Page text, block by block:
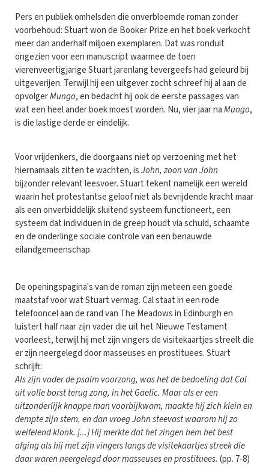
Pers en publiek omhelsden die onverbloemde roman zonder
voorbehoud: Stuart won de Booker Prize en het boek verkocht
meer dan anderhalf miljoen exemplaren. Dat was ronduit
ongezien voor een manuscript waarmee de toen
vierenveertigjarige Stuart jarenlang tevergeefs had geleurd bij
uitgeverijen. Terwijl hij een uitgever zocht schreef hij al aan de
opvolgerMungo, en bedacht hij ook de eerste passages van
wat een heel ander boek moest worden. Nu, vier jaar naMungo,
is die lastige derde er eindelijk.
Voor vrijdenkers, die doorgaans niet op verzoening met het
hiernamaals zitten te wachten, isJohn, zoon van John
bijzonder relevant leesvoer. Stuart tekent namelijk een wereld
waarin het protestantse geloof niet als bevrijdende kracht maar
als een onverbiddelijk sluitend systeem functioneert, een
systeem dat individuen in de greep houdt via schuld, schaamte
en de onderlinge sociale controle van een benauwde
eilandgemeenschap.
De openingspagina's van de roman zijn meteen een goede
maatstaf voor wat Stuart vermag. Cal staat in een rode
telefooncel aan de rand van The Meadows in Edinburgh en
luistert half naar zijn vader die uit het Nieuwe Testament
voorleest, terwijl hij met zijn vingers de visitekaartjes streelt die
er zijn neergelegd door masseuses en prostituees. Stuart
schrijft:
Als zijn vader de psalm voorzong, was het de bedoeling dat Cal
uit volle borst terug zong, in het Gaelic. Maar als er een
uitzonderlijk knappe man voorbijkwam, maakte hij zich klein en
dempte zijn stem, en dan vroeg John steevast waarom hij zo
weifelend klonk. [...] Hij merkte dat het zingen hem het best
afging als hij met zijn vingers langs de visitekaartjes streek die
daar waren neergelegd door masseuses en prostituees. (pp. 7-8)